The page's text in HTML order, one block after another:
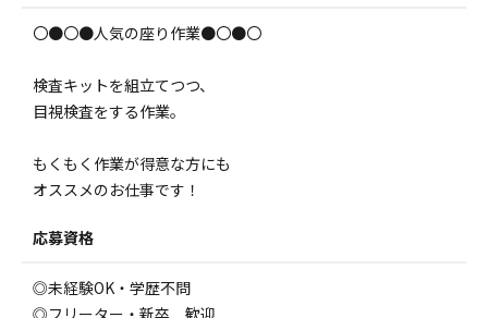
〇●〇●人気の座り作業●〇●〇
検査キットを組立てつつ、
目視検査をする作業。
もくもく作業が得意な方にも
オススメのお仕事です！
応募資格
◎未経験OK・学歴不問
◎フリーター・新卒 歓迎